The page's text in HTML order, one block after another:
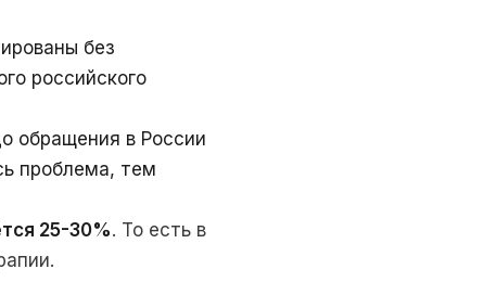
без
российского
обращения в России
проблема, тем
25-30%. То есть в